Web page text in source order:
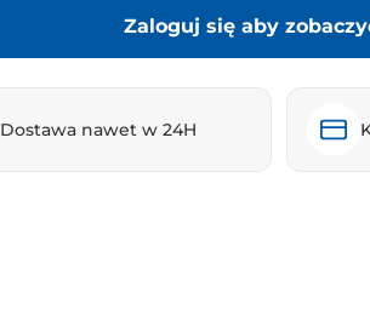
Zaloguj się aby
Dostawa nawet w 24H